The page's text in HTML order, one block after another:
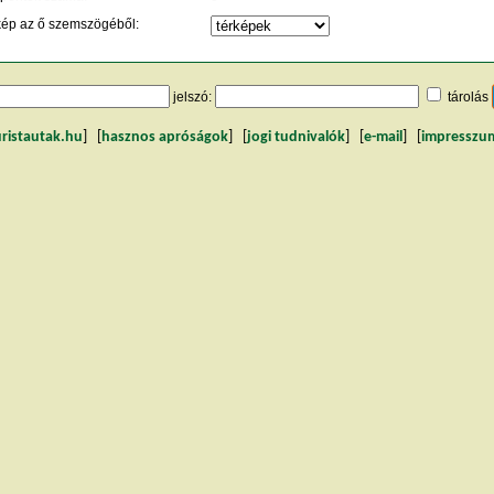
az ő szemszögéből:
jelszó: tárolás
hasznos apróságok jogi tudnivalók e-mail